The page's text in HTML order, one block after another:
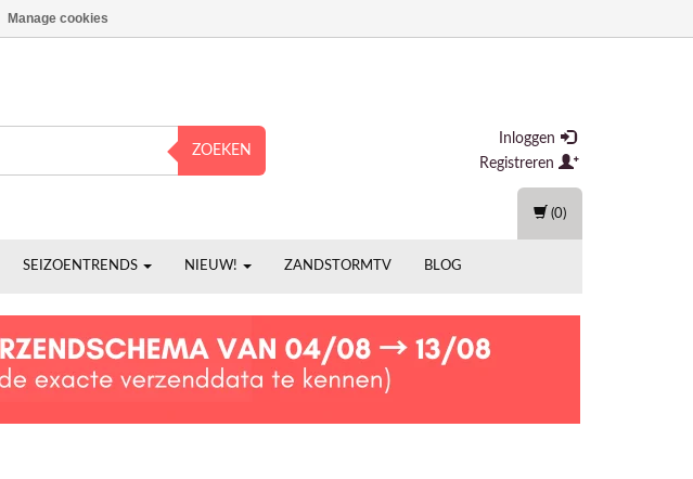
ZOEKEN
Inloggen
Registreren
SEIZOENTRENDS NIEUW! ZANDSTORMTV BLOG
(0)
Manage cookies